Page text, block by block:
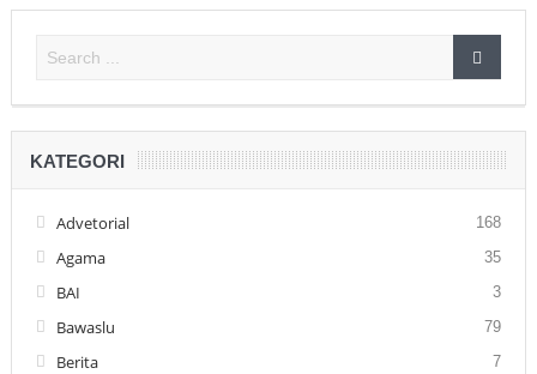
KATEGORI
Advetorial 168
Agama 35
BAI 3
Bawaslu 79
Berita 7